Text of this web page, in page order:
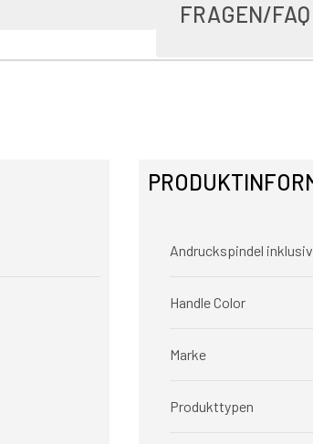
FRAGEN/FAQ
Andruckspindel
Handle Color
Marke
Produkttypen